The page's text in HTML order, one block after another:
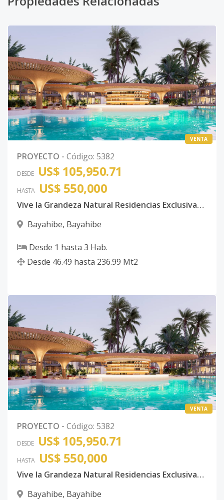
VENTA
PROYECTO - Código: 5382
DESDE US$ 105,950.71
HASTA US$ 550,000
Vive la Grandeza Natural Residencias Exclusivas con Amenidades de Lujo en el Caribe
Bayahibe, Bayahibe
Desde 1 hasta 3 Hab.
Desde 46.49 hasta 236.99 Mt2
VENTA
PROYECTO - Código: 5382
DESDE US$ 105,950.71
HASTA US$ 550,000
Vive la Grandeza Natural Residencias Exclusivas con Amenidades de Lujo en el Caribe
Bayahibe, Bayahibe